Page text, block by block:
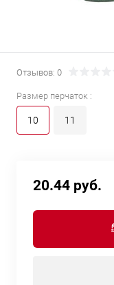
Отзывов: 0
Размер перчаток :
10 11
20.44 руб.